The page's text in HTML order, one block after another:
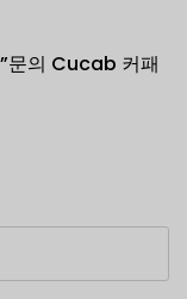
의 Cucab 커패